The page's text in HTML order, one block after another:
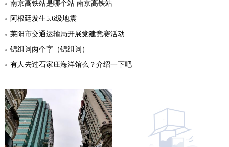
南京高铁站是哪个站 南京高铁站
阿根廷发生5.6级地震
莱阳市交通运输局开展党建竞赛活动
锦组词两个字（锦组词）
有人去过石家庄海洋馆么？介绍一下吧